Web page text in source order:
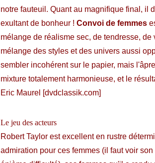
notre fauteuil. Quant au magnifique final, il
exultant de bonheur !Convoi de femmes
mélange de réalisme sec, de tendresse,
mélange des styles et des univers aussi
sembler incohérent sur le papier, mais
mixture totalement harmonieuse, et le
Eric Maurel [dvdclassik.com]
Le jeu des acteurs
Robert Taylor est excellent en rustre
admiration pour ces femmes (il faut voir